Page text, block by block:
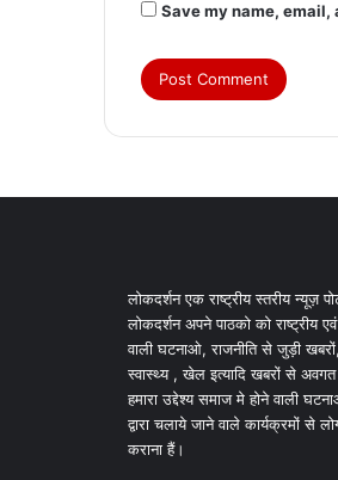
Save my name,
लोकदर्शन एक राष्ट्रीय स्तरीय न्यूज़
लोकदर्शन अपने पाठको को राष्ट्रीय
वाली घटनाओ, राजनीति से जुड़ी
स्वास्थ्य , खेल इत्यादि खबरों से
हमारा उद्देश्य समाज मे होने वाली
द्वारा चलाये जाने वाले कार्यक्रमों से
कराना हैं।